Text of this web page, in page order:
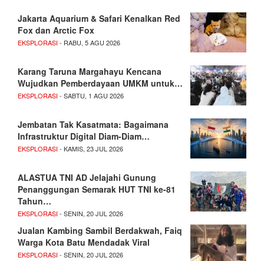
Jakarta Aquarium & Safari Kenalkan Red
Fox dan Arctic Fox
EKSPLORASI- RABU, 5 AGU 2026
Karang Taruna Margahayu Kencana
Wujudkan Pemberdayaan UMKM untuk…
EKSPLORASI- SABTU, 1 AGU 2026
Jembatan Tak Kasatmata: Bagaimana
Infrastruktur Digital Diam-Diam…
EKSPLORASI- KAMIS, 23 JUL 2026
ALASTUA TNI AD Jelajahi Gunung
Penanggungan Semarak HUT TNI ke-81
Tahun…
EKSPLORASI- SENIN, 20 JUL 2026
Jualan Kambing Sambil Berdakwah, Faiq
Warga Kota Batu Mendadak Viral
EKSPLORASI- SENIN, 20 JUL 2026